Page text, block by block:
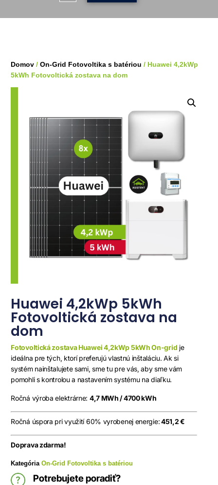
Huawei 4,2kWp 5kWh
Fotovoltická zostava na
dom
Fotovoltická zostava Huawei 4,2kWp 5kWh On-grid je
ideálna pre tých, ktorí preferujú vlastnú inštaláciu. Ak si
systém nainštalujete sami, sme tu pre vás, aby sme vám
pomohli s kontrolou a nastavením systému na diaľku.
Ročná výroba elektrárne: 4,7 MWh / 4700 kWh
Ročná úspora pri využití 60% vyrobenej energie:451,2 €
Doprava zdarma!
Kategória On-Grid Fotovoltika s batériou
Potrebujete poradiť?
Domov /On-Grid Fotovoltika s batériou / Huawei 4,2kWp
5kWh Fotovoltická zostava na dom